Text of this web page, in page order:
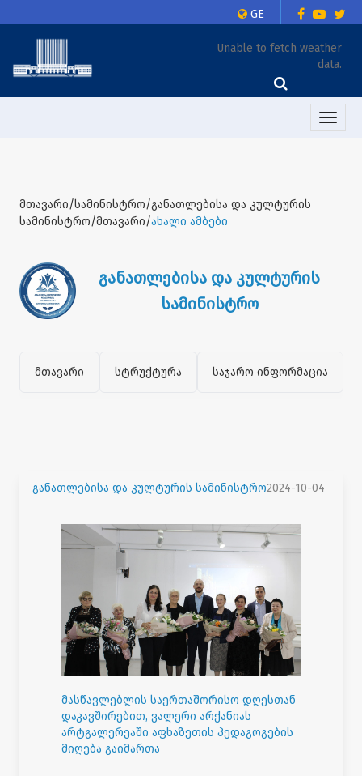
GE
Unable to fetch weather
data.
Toggle
მთავარი/სამინისტრო/განათლებისა და კულტურის
სამინისტრო/მთავარი/ახალი ამბები
განათლებისა და კულტურის
სამინისტრო
მთავარი სტრუქტურა საჯარო ინფორმაცია
განათლებისა და კულტურის სამინისტრო2024-10-04
მასწავლებლის საერთაშორისო დღესთან
დაკავშირებით, ვალერი არქანიას
არტგალერეაში აფხაზეთის პედაგოგების
მიღება გაიმართა